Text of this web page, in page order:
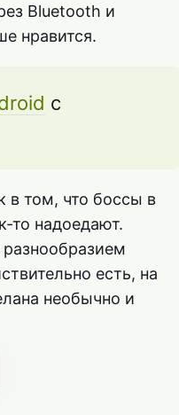
Bluetooth и
нравится.
с
в том, что боссы в
то надоедают.
разнообразием
есть, на
необычно и